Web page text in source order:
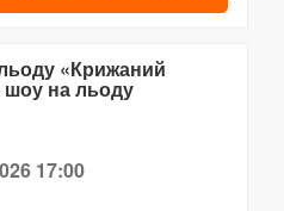
«Крижаний
на льоду
17:00